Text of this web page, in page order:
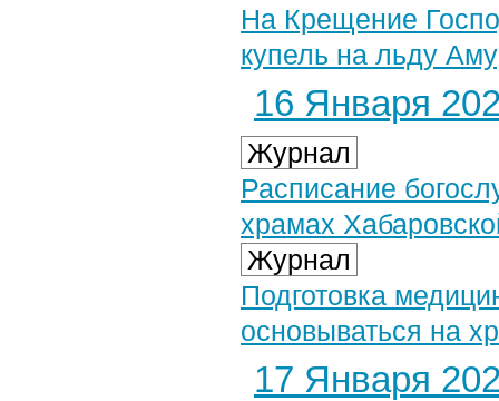
На Крещение
купель на льду
16 Января
Журнал
Расписание
храмах
Журнал
Подготовка
основываться на
17 Января